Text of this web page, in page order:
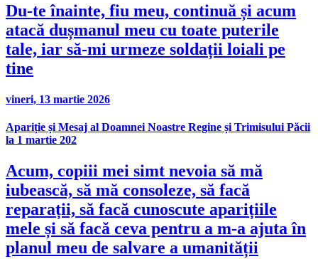
Du-te înainte, fiu meu, continuă și acum
atacă dușmanul meu cu toate puterile
tale, iar să-mi urmeze soldații loiali pe
tine
vineri, 13 martie 2026
Apariție și Mesaj al Doamnei Noastre Regine și Trimisului Păcii
la 1 martie 202
Acum, copiii mei simt nevoia să mă
iubească, să mă consoleze, să facă
reparații, să facă cunoscute aparițiile
mele și să facă ceva pentru a m-a ajuta în
planul meu de salvare a umanității